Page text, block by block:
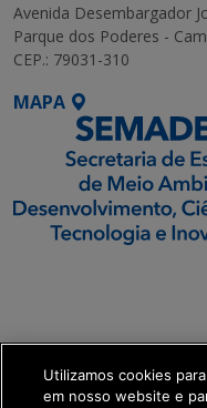
Avenida Desembargador
Parque dos Poderes -
CEP.: 79031-310
MAPA
get_footer();
Utilizamos cookies
em nosso website e